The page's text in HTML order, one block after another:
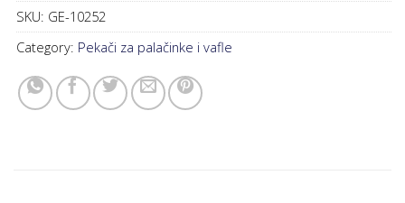
SKU: GE-10252
Category: Pekači za palačinke i vafle